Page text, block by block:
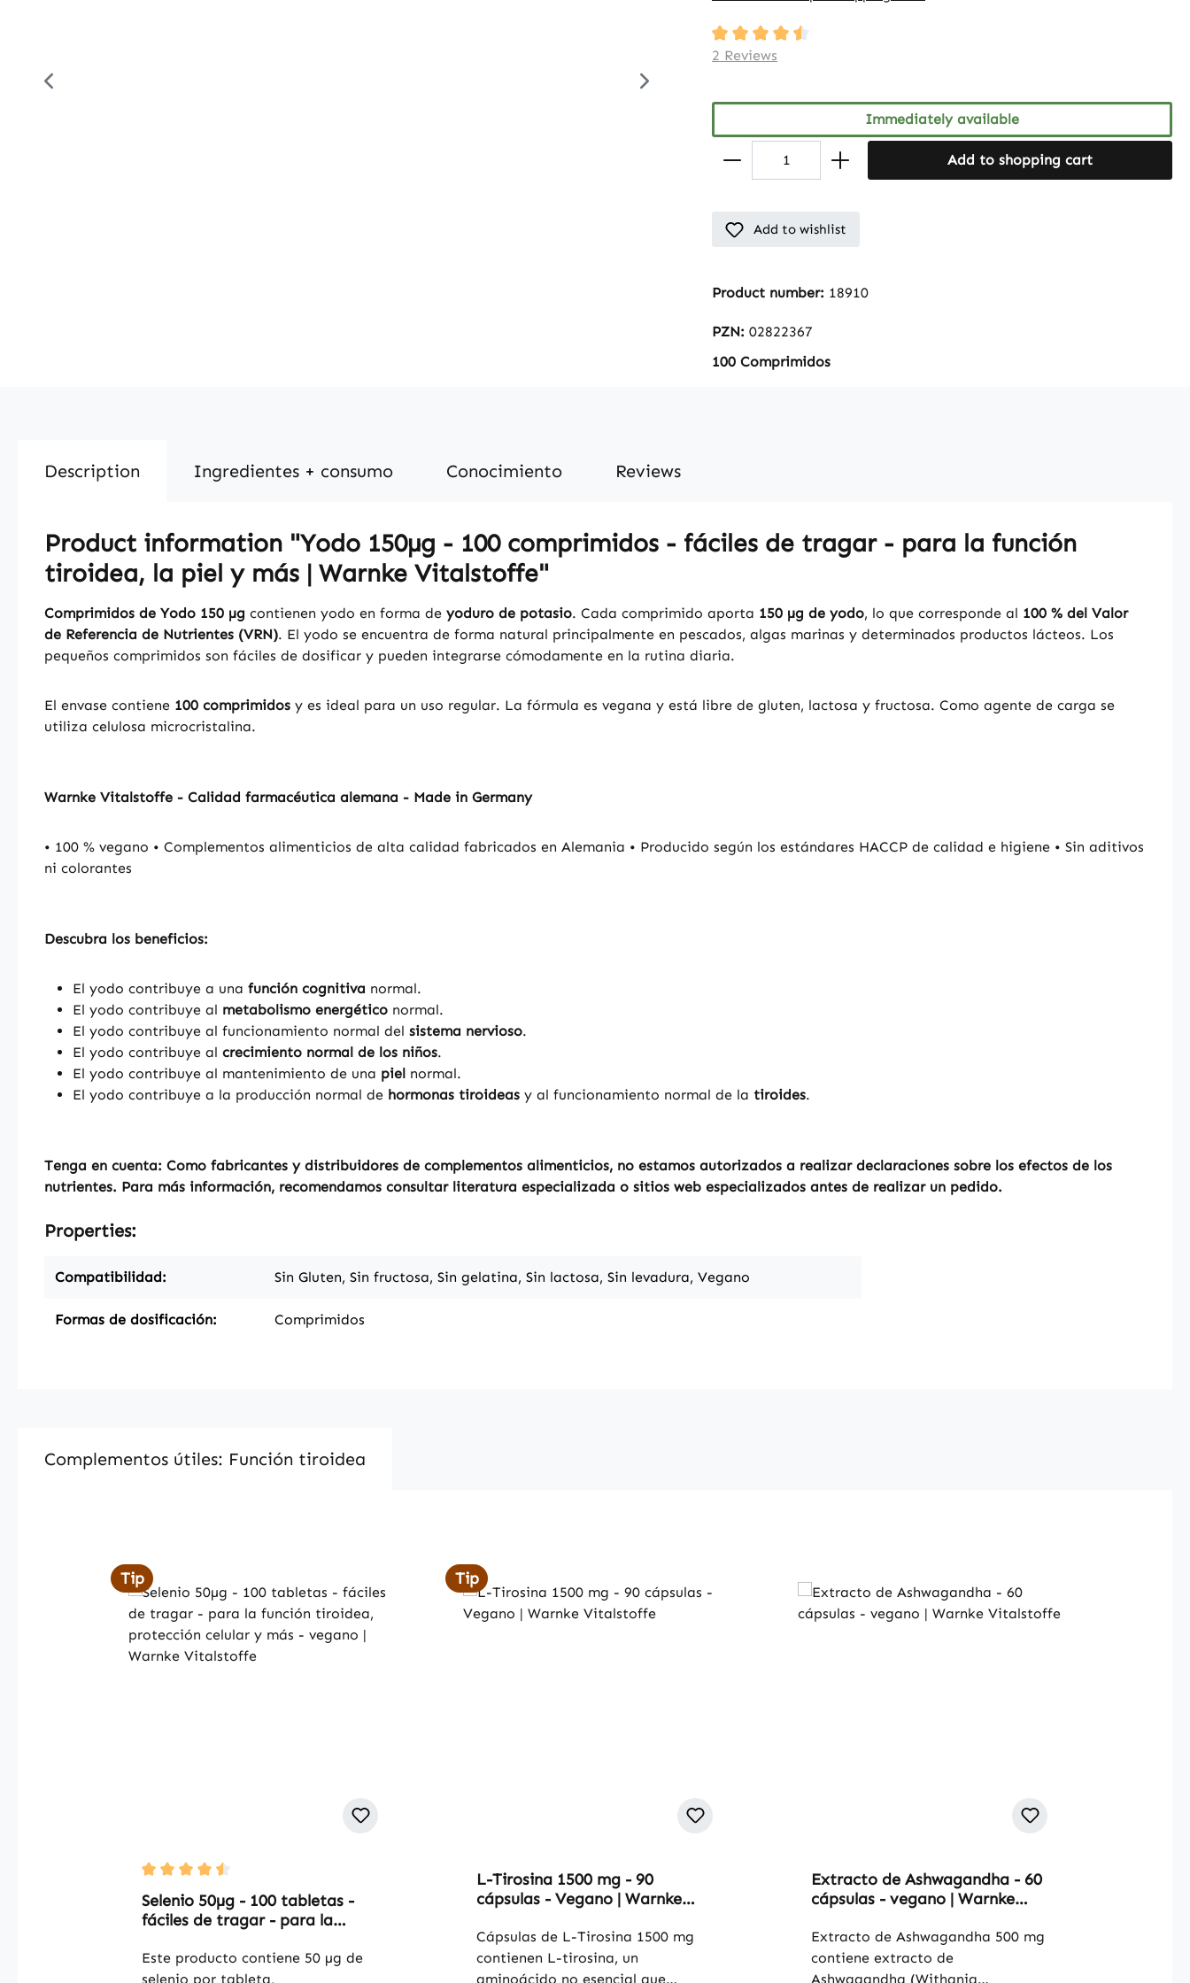
Average rating of 4.5 out of 5 stars
2 Reviews
Immediately available
Add to shopping cart
Add to wishlist
Product number: 18910
PZN: 02822367
100 Comprimidos
Description Ingredientes + consumo Conocimiento Reviews
Product information "Yodo 150µg - 100 comprimidos - fáciles de tragar - para la función
tiroidea, la piel y más | Warnke Vitalstoffe"
Comprimidos de Yodo 150 µg contienen yodo en forma de yoduro de potasio. Cada comprimido aporta 150 µg de yodo, lo que corresponde al 100 % del Valor
de Referencia de Nutrientes (VRN). El yodo se encuentra de forma natural principalmente en pescados, algas marinas y determinados productos lácteos. Los
pequeños comprimidos son fáciles de dosificar y pueden integrarse cómodamente en la rutina diaria.
El envase contiene 100 comprimidos y es ideal para un uso regular. La fórmula es vegana y está libre de gluten, lactosa y fructosa. Como agente de carga se
utiliza celulosa microcristalina.
Warnke Vitalstoffe - Calidad farmacéutica alemana - Made in Germany
• 100 % vegano • Complementos alimenticios de alta calidad fabricados en Alemania • Producido según los estándares HACCP de calidad e higiene • Sin aditivos
ni colorantes
Descubra los beneficios:
El yodo contribuye a una función cognitiva normal.
El yodo contribuye al metabolismo energético normal.
El yodo contribuye al funcionamiento normal del sistema nervioso.
El yodo contribuye al crecimiento normal de los niños.
El yodo contribuye al mantenimiento de una piel normal.
El yodo contribuye a la producción normal de hormonas tiroideas y al funcionamiento normal de la tiroides.
Tenga en cuenta: Como fabricantes y distribuidores de complementos alimenticios, no estamos autorizados a realizar declaraciones sobre los efectos de los
nutrientes. Para más información, recomendamos consultar literatura especializada o sitios web especializados antes de realizar un pedido.
Properties:
Compatibilidad: Sin Gluten, Sin fructosa, Sin gelatina, Sin lactosa, Sin levadura, Vegano
Formas de dosificación: Comprimidos
Complementos útiles: Función tiroidea
Tip
Average rating of 4.5 out of 5 stars
Selenio 50µg - 100 tabletas -
fáciles de tragar - para la
celular y más - vegano | Warnke
Vitalstoffe
Este producto contiene 50 µg de
selenio por tableta,
Tip
L-Tirosina 1500 mg - 90
cápsulas - Vegano | Warnke
Cápsulas de L-Tirosina 1500 mg
contienen L-tirosina, un
aminoácido no esencial que
Extracto de Ashwagandha - 60
cápsulas - vegano | Warnke
Extracto de Ashwagandha 500 mg
contiene extracto de
Ashwagandha (Withania